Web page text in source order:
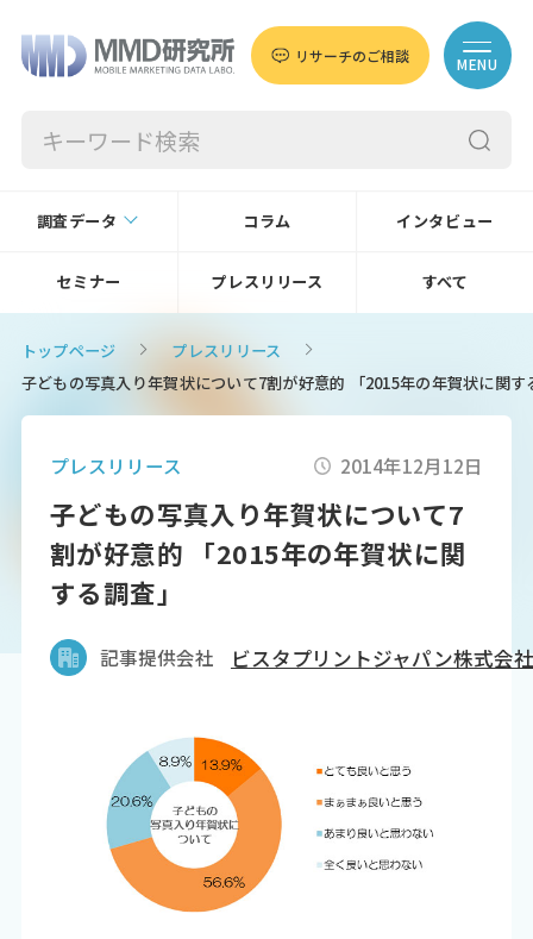
リサーチのご相談 MENU
調査データ コラム インタビュー
セミナー プレスリリース すべて
トップページ
プレスリリース
子どもの写真入り年賀状について7割が好意的 「2015年の年賀状に関す
プレスリリース 2014年12月12日
子どもの写真入り年賀状について7
割が好意的 「2015年の年賀状に関
する調査」
記事提供会社 ビスタプリントジャパン株式会社